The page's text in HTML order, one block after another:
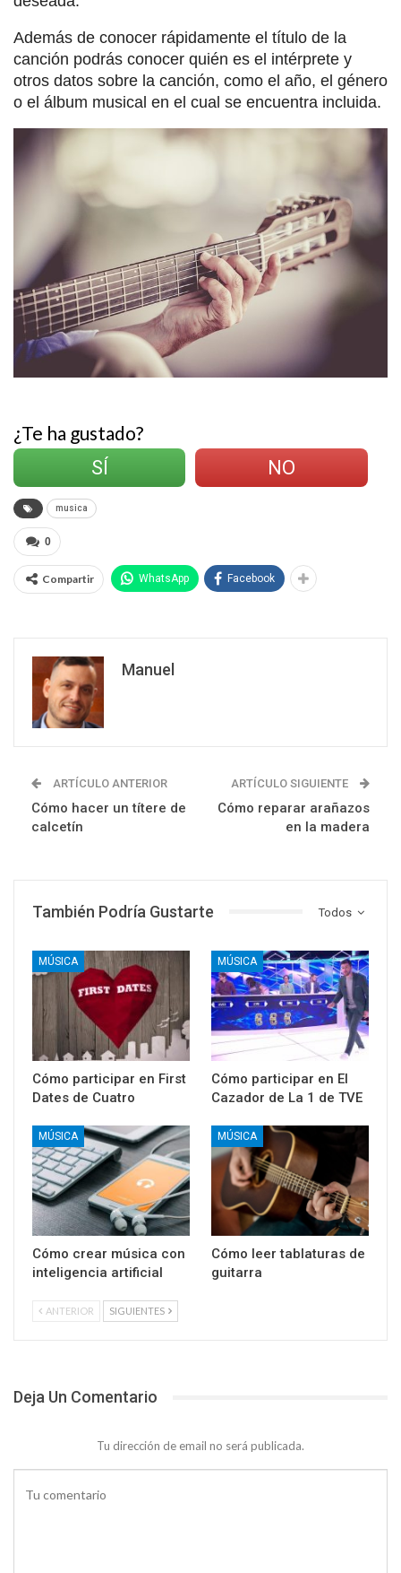
Además de conocer rápidamente el título de la
canción podrás conocer quién es el intérprete y
otros datos sobre la canción, como el año, el género
o el álbum musical en el cual se encuentra incluida.
¿Te ha gustado?
SÍ
NO
musica
0
Compartir WhatsApp Facebook
Manuel
ARTÍCULO ANTERIOR
Cómo hacer un títere de
calcetín
ARTÍCULO SIGUIENTE
Cómo reparar arañazos
en la madera
Todos
También Podría Gustarte
MÚSICA
Cómo participar en First
Dates de Cuatro
MÚSICA
Cómo participar en El
Cazador de La 1 de TVE
MÚSICA
Cómo crear música con
inteligencia artificial
MÚSICA
Cómo leer tablaturas de
guitarra
ANTERIOR SIGUIENTES
Deja Un Comentario
Tu dirección de email no será publicada.